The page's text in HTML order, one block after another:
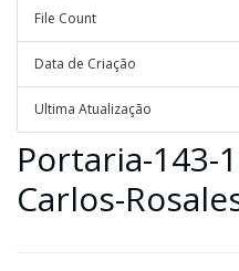
File Count
Data de Criação
Ultima Atualização
Portaria-143-
Carlos-